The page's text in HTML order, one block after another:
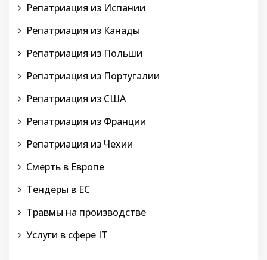
Репатриация из Испании
Репатриация из Канады
Репатриация из Польши
Репатриация из Португалии
Репатриация из США
Репатриация из Франции
Репатриация из Чехии
Смерть в Европе
Тендеры в ЕС
Травмы на производстве
Услуги в сфере IT